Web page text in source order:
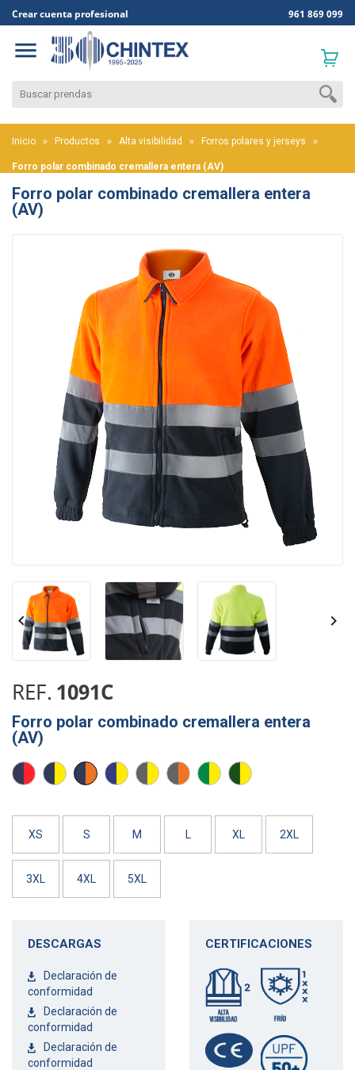
Crear cuenta profesional 961 869 099

Inicio Productos Alta visibilidad Forros polares y jerseys
Forro polar combinado cremallera entera (AV)
Forro polar combinado cremallera entera
(AV)
 
REF. 1091C
Forro polar combinado cremallera entera
(AV)
ROJO
AV/
AMARILLO
AV/
NARANJA
AV/
AMARILLO
AV/
AMARILLO
AV/
NARANJA
AV/
AMARILLO
AV/
MEDIO
AMARILLO
OSCURO
XS
S M L XL 2XL
3XL 4XL 5XL
DESCARGAS
Declaración de
conformidad
Declaración de
conformidad
Declaración de
conformidad
CERTIFICACIONES